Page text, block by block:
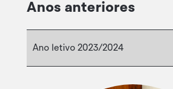
Anos anteriores
Ano letivo 2023/2024